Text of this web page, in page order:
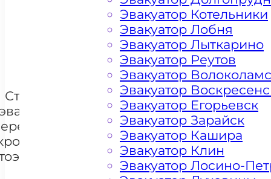
+ 100 РУБЛЕЙ ЗА КИЛОМЕТР
Стоимость
и
+7 985 222 99 01
Эвакуатор Котельники
Эвакуатор Лобня
Эвакуатор Лыткарино
Эвакуатор Реутов
Эвакуатор
Эвакуатор
Эвакуатор Егорьевск
Эвакуатор Зарайск
Эвакуатор Кашира
Эвакуатор Клин
Эвакуатор Лосино-